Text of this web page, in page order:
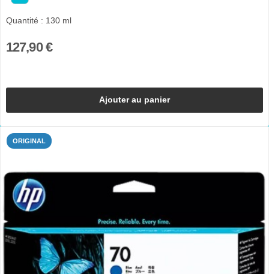
Quantité : 130 ml
127,90 €
Ajouter au panier
ORIGINAL